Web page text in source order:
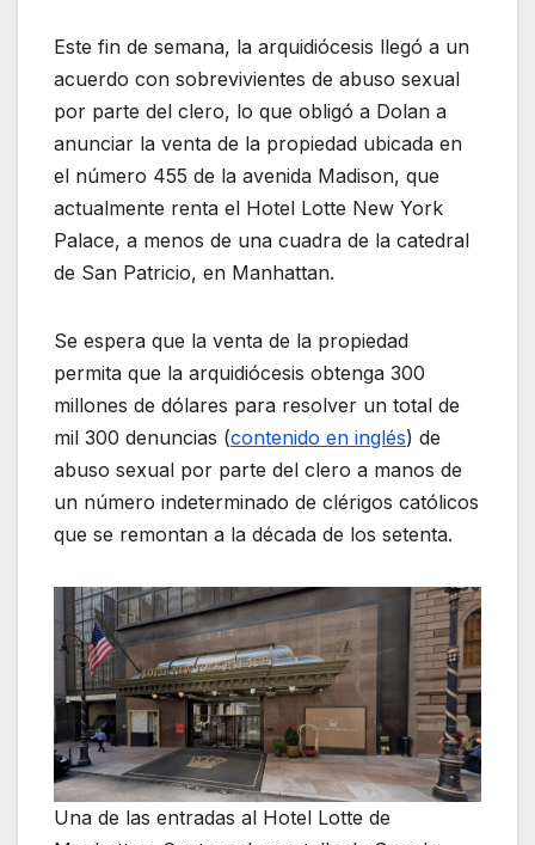
Este fin de semana, la arquidiócesis llegó a un
acuerdo con sobrevivientes de abuso sexual
por parte del clero, lo que obligó a Dolan a
anunciar la venta de la propiedad ubicada en
el número 455 de la avenida Madison, que
actualmente renta el Hotel Lotte New York
Palace, a menos de una cuadra de la catedral
de San Patricio, en Manhattan.
Se espera que la venta de la propiedad
permita que la arquidiócesis obtenga 300
millones de dólares para resolver un total de
mil 300 denuncias (contenido en inglés) de
abuso sexual por parte del clero a manos de
un número indeterminado de clérigos católicos
que se remontan a la década de los setenta.
Una de las entradas al Hotel Lotte de